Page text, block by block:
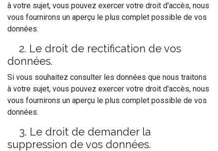
à votre sujet, vous pouvez exercer votre droit d'accès, nous
vous fournirons un aperçu le plus complet possible de vos
données.
2. Le droit de rectification de vos
données.
Si vous souhaitez consulter les données que nous traitons
à votre sujet, vous pouvez exercer votre droit d'accès, nous
vous fournirons un aperçu le plus complet possible de vos
données.
3. Le droit de demander la
suppression de vos données.